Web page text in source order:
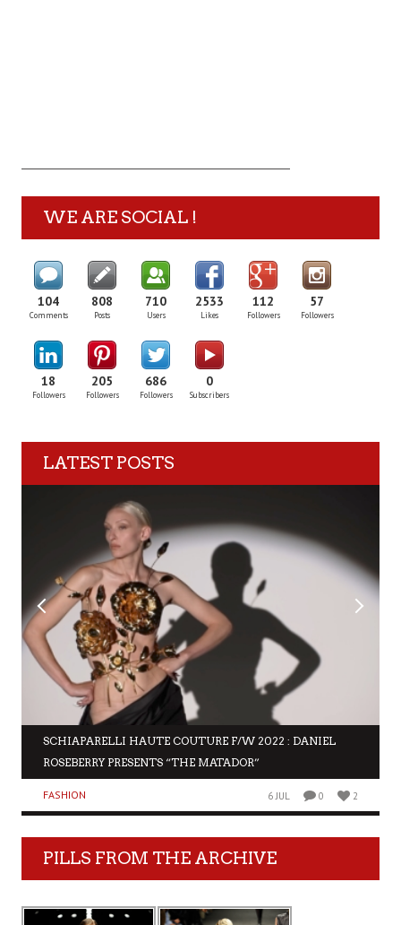
WE ARE SOCIAL !
104
Comments
808
Posts
710
Users
2533
Likes
112
Followers
57
Followers
18
Followers
205
Followers
686
Followers
0
Subscribers
LATEST POSTS
SCHIAPARELLI HAUTE COUTURE F/W 2022 : DANIEL
ROSEBERRY PRESENTS “THE MATADOR”
FASHION 6 JUL 0 2
PILLS FROM THE ARCHIVE